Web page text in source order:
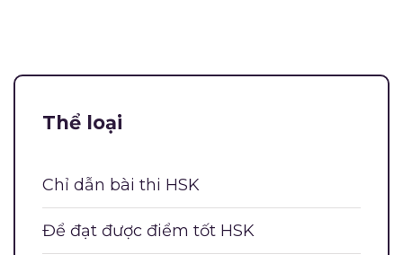
Thể loại
Chỉ dẫn bài thi HSK
Để đạt được điểm tốt HSK